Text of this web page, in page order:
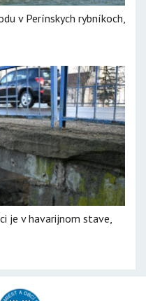
v Perínskych rybníkoch,
je v havarijnom stave,